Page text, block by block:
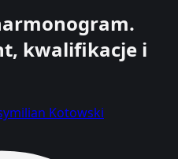
kwalifikacje i
Kotowski